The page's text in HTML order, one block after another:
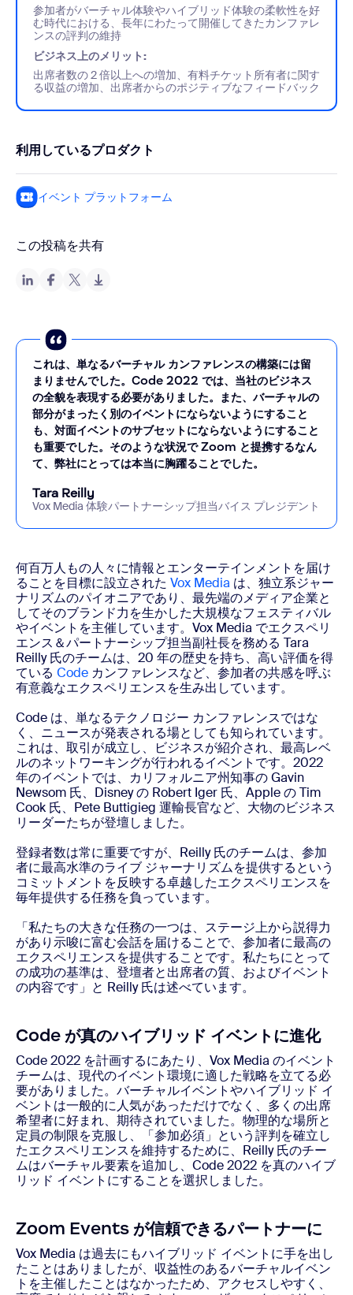
参加者がバーチャル体験やハイブリッド体験の柔軟性を好
む時代における、長年にわたって開催してきたカンファレ
ンスの評判の維持
ビジネス上のメリット:
出席者数の 2 倍以上への増加、有料チケット所有者に関す
る収益の増加、出席者からのポジティブなフィードバック
利用しているプロダクト
イベント プラットフォーム
この投稿を共有
これは、単なるバーチャル カンファレンスの構築には留
まりませんでした。Code 2022 では、当社のビジネス
の全貌を表現する必要がありました。また、バーチャルの
部分がまったく別のイベントにならないようにすること
も、対面イベントのサブセットにならないようにすること
も重要でした。そのような状況で Zoom と提携するなん
て、弊社にとっては本当に胸躍ることでした。
Tara Reilly
Vox Media 体験パートナーシップ担当バイス プレジデント
何百万人もの人々に情報とエンターテインメントを届け
ることを目標に設立された Vox Media は、独立系ジャー
ナリズムのパイオニアであり、最先端のメディア企業と
してそのブランド力を生かした大規模なフェスティバル
やイベントを主催しています。Vox Media でエクスペリ
エンス＆パートナーシップ担当副社長を務める Tara
Reilly 氏のチームは、20 年の歴史を持ち、高い評価を得
ている Code カンファレンスなど、参加者の共感を呼ぶ
有意義なエクスペリエンスを生み出しています。
Code は、単なるテクノロジー カンファレンスではな
く、ニュースが発表される場としても知られています。
これは、取引が成立し、ビジネスが紹介され、最高レベ
ルのネットワーキングが行われるイベントです。2022
年のイベントでは、カリフォルニア州知事の Gavin
Newsom 氏、Disney の Robert Iger 氏、Apple の Tim
Cook 氏、Pete Buttigieg 運輸長官など、大物のビジネス
リーダーたちが登壇しました。
登録者数は常に重要ですが、Reilly 氏のチームは、参加
者に最高水準のライブ ジャーナリズムを提供するという
コミットメントを反映する卓越したエクスペリエンスを
毎年提供する任務を負っています。
「私たちの大きな任務の一つは、ステージ上から説得力
があり示唆に富む会話を届けることで、参加者に最高の
エクスペリエンスを提供することです。私たちにとって
の成功の基準は、登壇者と出席者の質、およびイベント
の内容です」と Reilly 氏は述べています。
Code が真のハイブリッド イベントに進化
Code 2022 を計画するにあたり、Vox Media のイベント
チームは、現代のイベント環境に適した戦略を立てる必
要がありました。バーチャルイベントやハイブリッド イ
ベントは一般的に人気があっただけでなく、多くの出席
希望者に好まれ、期待されていました。物理的な場所と
定員の制限を克服し、「参加必須」という評判を確立し
たエクスペリエンスを維持するために、Reilly 氏のチー
ムはバーチャル要素を追加し、Code 2022 を真のハイブ
リッド イベントにすることを選択しました。
Zoom Events が信頼できるパートナーに
Vox Media は過去にもハイブリッド イベントに手を出し
たことはありましたが、収益性のあるバーチャルイベン
トを主催したことはなかったため、アクセスしやすく、